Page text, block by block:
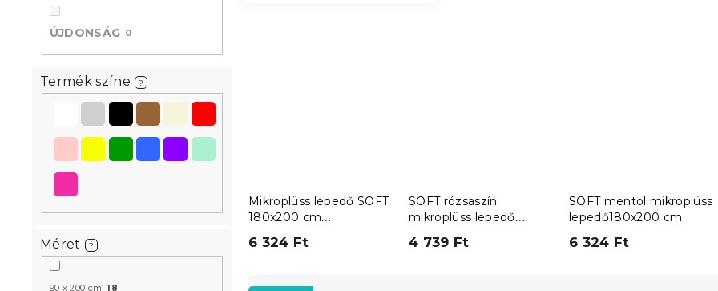
ÚJDONSÁG 0
Termék színe ?
Méret ?
90 x 200 cm 18
Mikroplüss lepedő SOFT
180x200 cm
6 324 Ft
SOFT rózsaszín
mikroplüss lepedő
4 739 Ft
SOFT mentol mikroplüss
lepedő180x200 cm
6 324 Ft
T